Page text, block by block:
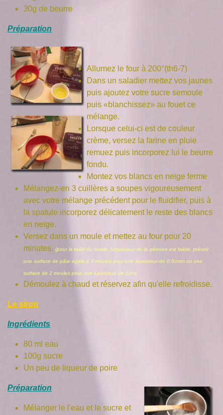
30g de beurre
Préparation
Allumez le four à 200°(th6-7)
Dans un saladier mettez vos jaunes
puis ajoutez votre sucre semoule
puis «blanchissez» au fouet ce
mélange.
Lorsque celui-ci est de couleur
crème, versez la farine en pluie
remuez puis incorporez lui le beurre
fondu.
Montez vos blancs en neige ferme
Mélangez-en 3 cuillères a soupes vigoureusement
avec votre mélange précédent pour le fluidifier, puis à
la spatule incorporez délicatement le reste des blancs
en neige.
Versez dans un moule et mettez au four pour 20
minutes. (pour la taille du moule, l'épaisseur de la génoise est faible, prévoir
une surface de pâte égale à 4 moules pour une épaisseur de 0,5cmm ou une
surface de 2 moules pour une épaisseur de 1cm)
Démoulez à chaud et réservez afin qu'elle refroidisse.
Le sirop
Ingrédients
80 ml eau
100g sucre
Un peu de liqueur de poire
Préparation
Mélanger le l'eau et le sucre et